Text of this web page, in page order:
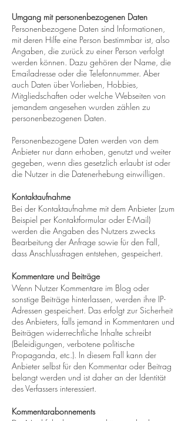
Umgang mit personenbezogenen Daten
Personenbezogene Daten sind Informationen,
mit deren Hilfe eine Person bestimmbar ist, also
Angaben, die zurück zu einer Person verfolgt
werden können. Dazu gehören der Name, die
Emailadresse oder die Telefonnummer. Aber
auch Daten über Vorlieben, Hobbies,
Mitgliedschaften oder welche Webseiten von
jemandem angesehen wurden zählen zu
personenbezogenen Daten.
Personenbezogene Daten werden von dem
Anbieter nur dann erhoben, genutzt und weiter
gegeben, wenn dies gesetzlich erlaubt ist oder
die Nutzer in die Datenerhebung einwilligen.
Kontaktaufnahme
Bei der Kontaktaufnahme mit dem Anbieter (zum
Beispiel per Kontaktformular oder E-Mail)
werden die Angaben des Nutzers zwecks
Bearbeitung der Anfrage sowie für den Fall,
dass Anschlussfragen entstehen, gespeichert.
Kommentare und Beiträge
Wenn Nutzer Kommentare im Blog oder
sonstige Beiträge hinterlassen, werden ihre IP-
Adressen gespeichert. Das erfolgt zur Sicherheit
des Anbieters, falls jemand in Kommentaren und
Beiträgen widerrechtliche Inhalte schreibt
(Beleidigungen, verbotene politische
Propaganda, etc.). In diesem Fall kann der
Anbieter selbst für den Kommentar oder Beitrag
belangt werden und ist daher an der Identität
des Verfassers interessiert.
Kommentarabonnements